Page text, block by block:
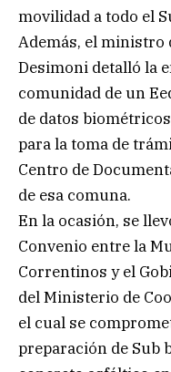
movilidad a todo el
Además, el ministro
Desimoni detalló la
comunidad de un
de datos
para la toma de
Centro de
de esa comuna.
En la ocasión, se
Convenio entre la
Correntinos y el
del Ministerio de
el cual se
preparación de Sub